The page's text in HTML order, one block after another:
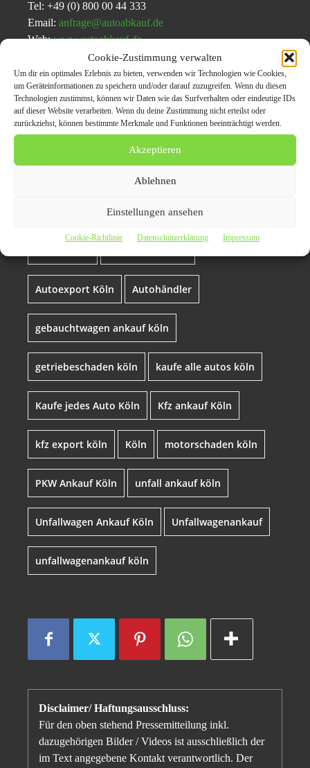
Cookie-Zustimmung verwalten
Um dir ein optimales Erlebnis zu bieten, verwenden wir Technologien wie Cookies,
um Geräteinformationen zu speichern und/oder darauf zuzugreifen. Wenn du diesen
Technologien zustimmst, können wir Daten wie das Surfverhalten oder eindeutige IDs
auf dieser Website verarbeiten. Wenn du deine Zustimmung nicht erteilst oder
zurückziehst, können bestimmte Merkmale und Funktionen beeinträchtigt werden.
Akzeptieren
Ablehnen
Einstellungen ansehen
Cookie-Richtlinie Datenschutzerklärung Impressum
Tel: +49 (0) 800 00 44 333
Email: anfrage@autoabkauf.de
Web:www.autoabkauf.de
Themen zum Beitrag
Ein Auto in Köln verkaufen
Auto verkaufen in Köln auto-ankauf köln
Autoexport Köln Autohändler
gebauchtwagen ankauf köln
getriebeschaden köln kaufe alle autos köln
Kaufe jedes Auto Köln Kfz ankauf Köln
kfz export köln Köln motorschaden köln
PKW Ankauf Köln unfall ankauf köln
Unfallwagen Ankauf Köln Unfallwagenankauf
unfallwagenankauf köln
Disclaimer/ Haftungsausschluss:
Für den oben stehend Pressemitteilung inkl.
dazugehörigen Bilder / Videos ist ausschließlich der
im Text angegebene Kontakt verantwortlich. Der